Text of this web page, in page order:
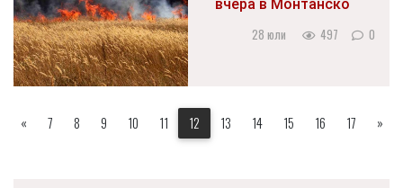
вчера в Монтанско
28 юли 497 0
« 7 8 9 10 11 12 13 14 15 16 17 »